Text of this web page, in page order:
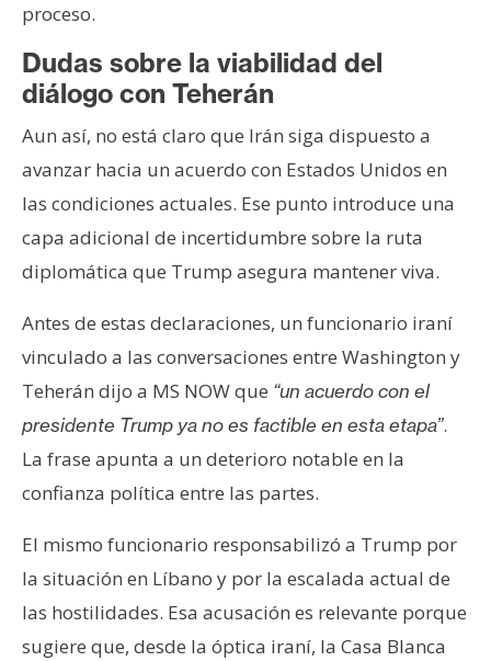
proceso.
Dudas sobre la viabilidad del
diálogo con Teherán
Aun así, no está claro que Irán siga dispuesto a
avanzar hacia un acuerdo con Estados Unidos en
las condiciones actuales. Ese punto introduce una
capa adicional de incertidumbre sobre la ruta
diplomática que Trump asegura mantener viva.
Antes de estas declaraciones, un funcionario iraní
vinculado a las conversaciones entre Washington y
Teherán dijo a MS NOW que “un acuerdo con el
presidente Trump ya no es factible en esta etapa”.
La frase apunta a un deterioro notable en la
confianza política entre las partes.
El mismo funcionario responsabilizó a Trump por
la situación en Líbano y por la escalada actual de
las hostilidades. Esa acusación es relevante porque
sugiere que, desde la óptica iraní, la Casa Blanca